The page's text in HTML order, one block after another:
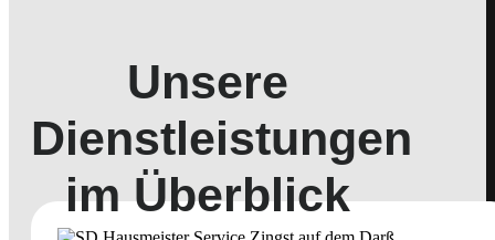
Unsere
Dienstleistungen
im Überblick